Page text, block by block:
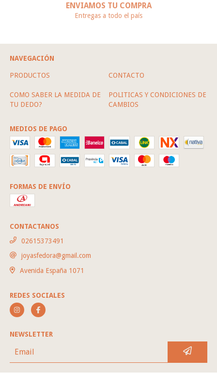
ENVIAMOS TU COMPRA
Entregas a todo el país
NAVEGACIÓN
PRODUCTOS CONTACTO
COMO SABER LA MEDIDA DE
TU DEDO?
POLITICAS Y CONDICIONES DE
CAMBIOS
MEDIOS DE PAGO
FORMAS DE ENVÍO
CONTACTANOS
02615373491
joyasfedora@gmail.com
Avenida España 1071
REDES SOCIALES
NEWSLETTER